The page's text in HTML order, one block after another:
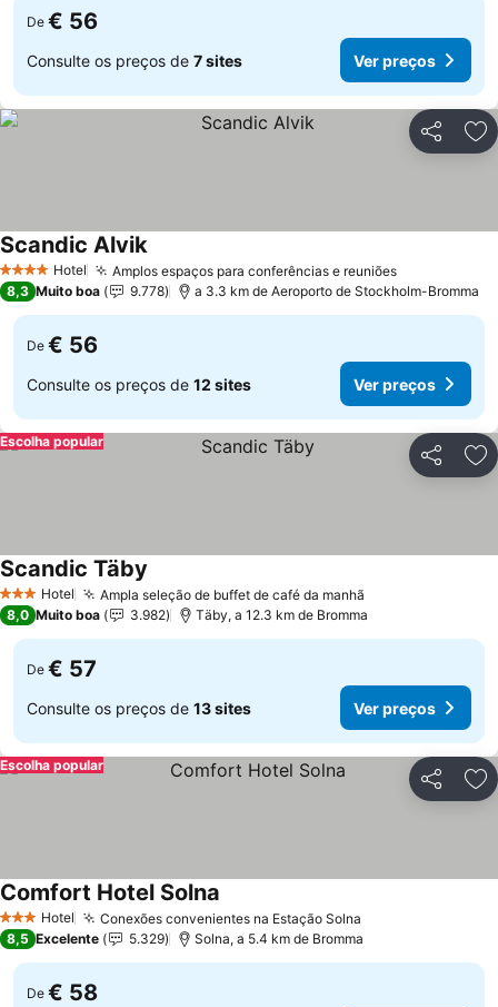
De € 56
Consulte os preços de 7 sites Ver preços
Partilhar
4 EstrelasHotel Amplos espaços para conferências e reuniõesVer preços
Scandic AlvikVer preços
8,3 Muito boa 9.778 a 3.3 km de Aeroporto de Stockholm-Bromma
De € 56
Consulte os preços de 12 sites Ver preços
Partilhar
Escolha popular
3 EstrelasHotel Ampla seleção de buffet de café da manhã
Scandic Täby
8,0 Muito boa 3.982 Täby, a 12.3 km de Bromma
De € 57
Consulte os preços de 13 sites Ver preços
Partilhar
Escolha popular
3 EstrelasHotel Conexões convenientes na Estação Solna
Comfort Hotel Solna
8,5 Excelente 5.329 Solna, a 5.4 km de Bromma
De € 58